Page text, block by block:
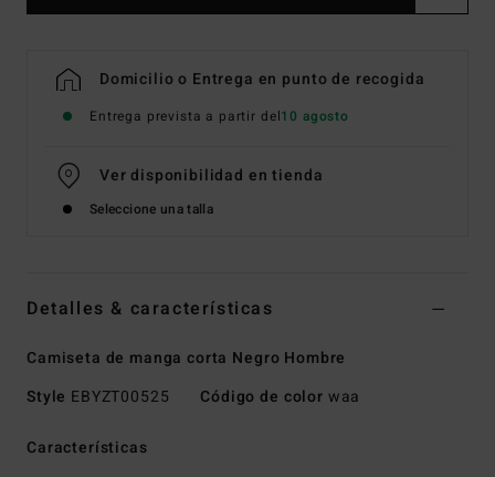
Domicilio o Entrega en punto de recogida
Entrega prevista a partir del10 agosto
Ver disponibilidad en tienda
Seleccione una talla
Detalles & características
Camiseta de manga corta Negro Hombre
Style EBYZT00525 Código de color waa
Características